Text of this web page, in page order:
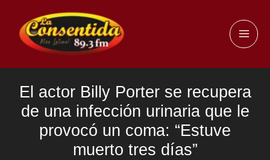
contenido
El actor Billy Porter se recupera
de una infección urinaria que le
provocó un coma: “Estuve
muerto tres días”